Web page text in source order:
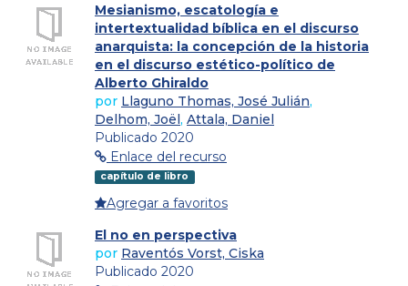
Mesianismo, escatología e
intertextualidad bíblica en el discurso
anarquista: la concepción de la historia
en el discurso estético-político de
Alberto Ghiraldo
por Llaguno Thomas, José Julián,
Delhom, Joël, Attala, Daniel
Publicado 2020
Enlace del recurso
capítulo de libro
Agregar a favoritos
El no en perspectiva
por Raventós Vorst, Ciska
Publicado 2020